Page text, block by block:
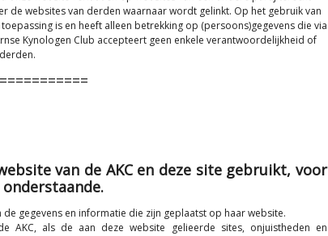
de websites van derden waarnaar wordt gelinkt. Op het gebruik van
is en heeft alleen betrekking op (persoons)gegevens die via
Kynologen Club accepteert geen enkele verantwoordelijkheid of
van de AKC en deze site gebruikt, voor
gegevens en informatie die zijn geplaatst op haar website.
als de aan deze website gelieerde sites, onjuistheden en